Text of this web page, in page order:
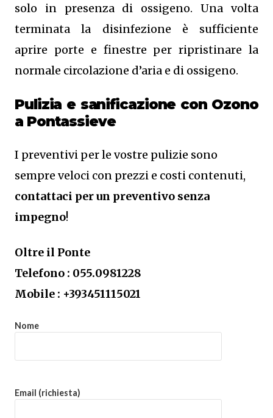
solo in presenza di ossigeno. Una volta
terminata la disinfezione è sufficiente
aprire porte e finestre per ripristinare la
normale circolazione d’aria e di ossigeno.
Pulizia e sanificazione con Ozono
a Pontassieve
I preventivi per le vostre pulizie sono
sempre veloci con prezzi e costi contenuti,
contattaci per un preventivo senza
impegno!
Oltre il Ponte
Telefono : 055.0981228
Mobile : +393451115021
Nome
Email (richiesta)